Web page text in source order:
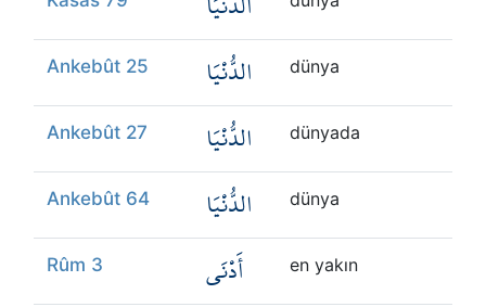
Ankebût 25 الدُّنْيَا dünya
Ankebût 27 الدُّنْيَا dünyada
Ankebût 64 الدُّنْيَا dünya
Rûm 3 أَدْنَى en yakın